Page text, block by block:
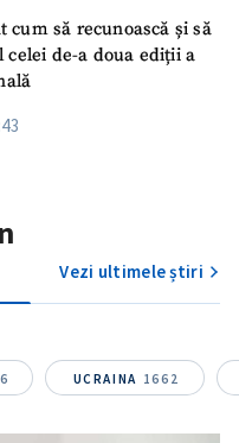
să recunoască și să
de-a doua ediții a
Vezi ultimele știri
UCRAINA 1662